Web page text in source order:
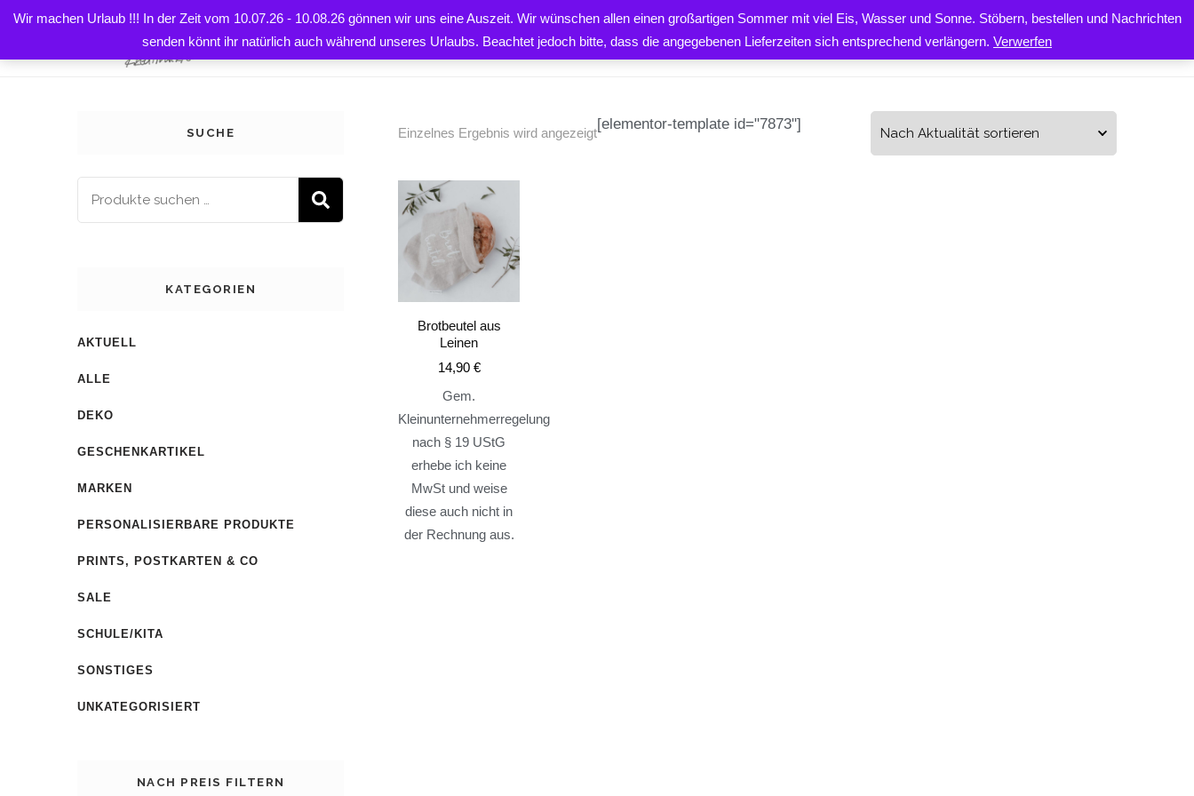
Wir machen Urlaub !!! In der Zeit vom 10.07.26 - 10.08.26 gönnen wir uns eine Auszeit. Wir wünschen allen einen großartigen Sommer mit viel Eis, Wasser und Sonne. Stöbern, bestellen und Nachrichten
senden könnt ihr natürlich auch während unseres Urlaubs. Beachtet jedoch bitte, dass die angegebenen Lieferzeiten sich entsprechend verlängern. Verwerfen
HOME PRODUKTE ÜBER UNS KONTAKT
[elementor-template id="7873"]
Einzelnes Ergebnis wird angezeigt
Brotbeutel aus
Leinen
14,90 €
Gem.
Kleinunternehmerregelung
nach § 19 UStG
erhebe ich keine
MwSt und weise
diese auch nicht in
der Rechnung aus.
SUCHE
SUCHEN
KATEGORIEN
AKTUELL
ALLE
DEKO
GESCHENKARTIKEL
MARKEN
PERSONALISIERBARE PRODUKTE
PRINTS, POSTKARTEN & CO
SALE
SCHULE/KITA
SONSTIGES
UNKATEGORISIERT
NACH PREIS FILTERN